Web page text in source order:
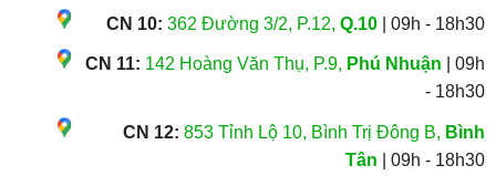
CN 10: 362 Đường 3/2, P.12,Q.10 | 09h - 18h30
CN 11: 142 Hoàng Văn Thụ, P.9, Phú Nhuận | 09h
- 18h30
CN 12: 853 Tỉnh Lộ 10, Bình Trị Đông B, Bình
Tân | 09h - 18h30